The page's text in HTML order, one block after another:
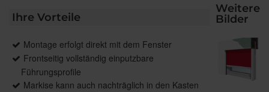
Ihre Vorteile
Montage erfolgt direkt mit dem Fenster
Frontseitig vollständig einputzbare
Führungsprofile
Markise kann auch nachträglich in den Kasten
Weitere
Bilder